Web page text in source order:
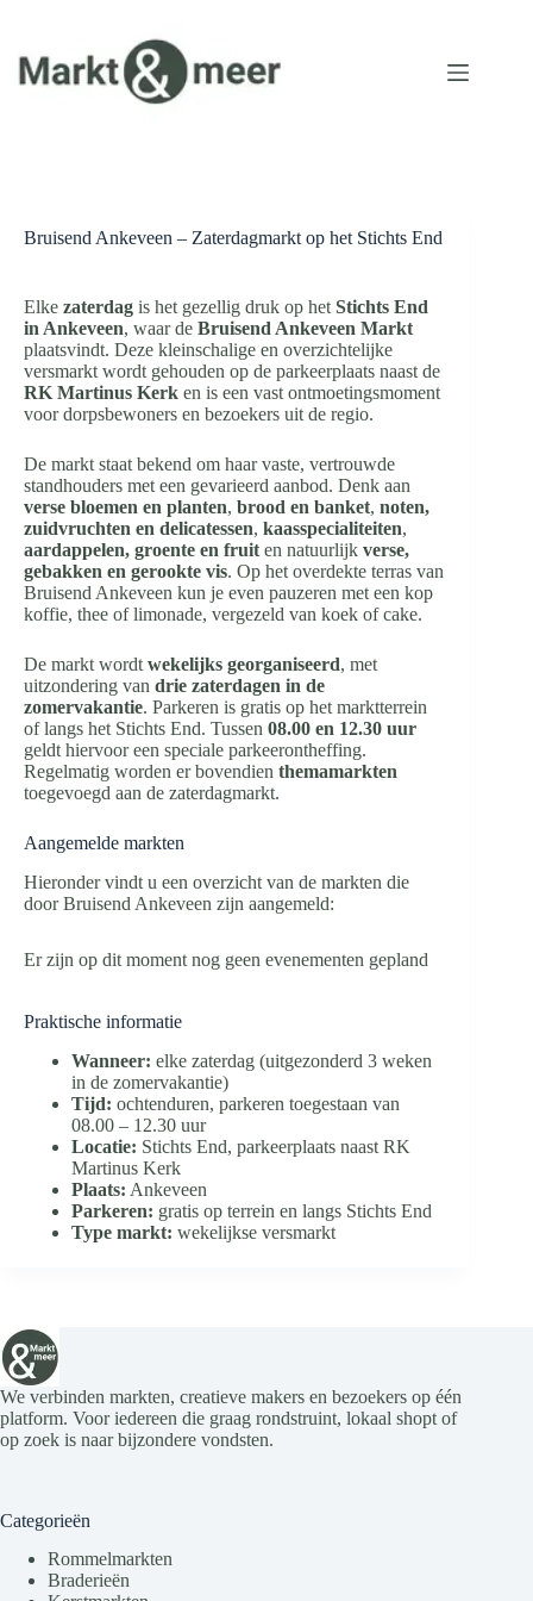
de
inhoud
Bruisend Ankeveen – Zaterdagmarkt op het Stichts End
Elke zaterdag is het gezellig druk op het Stichts End
in Ankeveen, waar de Bruisend Ankeveen Markt
plaatsvindt. Deze kleinschalige en overzichtelijke
versmarkt wordt gehouden op de parkeerplaats naast de
RK Martinus Kerk en is een vast ontmoetingsmoment
voor dorpsbewoners en bezoekers uit de regio.
De markt staat bekend om haar vaste, vertrouwde
standhouders met een gevarieerd aanbod. Denk aan
verse bloemen en planten, brood en banket, noten,
zuidvruchten en delicatessen, kaasspecialiteiten,
aardappelen, groente en fruit en natuurlijk verse,
gebakken en gerookte vis. Op het overdekte terras van
Bruisend Ankeveen kun je even pauzeren met een kop
koffie, thee of limonade, vergezeld van koek of cake.
De markt wordt wekelijks georganiseerd, met
uitzondering van drie zaterdagen in de
zomervakantie. Parkeren is gratis op het marktterrein
of langs het Stichts End. Tussen 08.00 en 12.30 uur
geldt hiervoor een speciale parkeerontheffing.
Regelmatig worden er bovendien themamarkten
toegevoegd aan de zaterdagmarkt.
Aangemelde markten
Hieronder vindt u een overzicht van de markten die
door Bruisend Ankeveen zijn aangemeld:
Er zijn op dit moment nog geen evenementen gepland
Praktische informatie
Wanneer: elke zaterdag (uitgezonderd 3 weken
in de zomervakantie)
Tijd: ochtenduren, parkeren toegestaan van
08.00 – 12.30 uur
Locatie: Stichts End, parkeerplaats naast RK
Martinus Kerk
Plaats: Ankeveen
Parkeren: gratis op terrein en langs Stichts End
Type markt: wekelijkse versmarkt
We verbinden markten, creatieve makers en bezoekers op één
platform. Voor iedereen die graag rondstruint, lokaal shopt of
op zoek is naar bijzondere vondsten.
Categorieën
Rommelmarkten
Braderieën